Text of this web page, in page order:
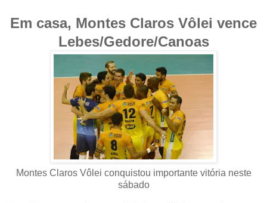
Em casa, Montes Claros Vôlei vence
Lebes/Gedore/Canoas
Montes Claros Vôlei conquistou importante vitória neste
sábado